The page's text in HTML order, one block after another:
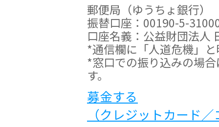
郵便局（ゆうちょ銀行）
振替口座：00190-5-
口座名義：公益財団法人
*通信欄に「人道危機」
*窓口での振り込みの場
す。
募金する
（クレジットカード